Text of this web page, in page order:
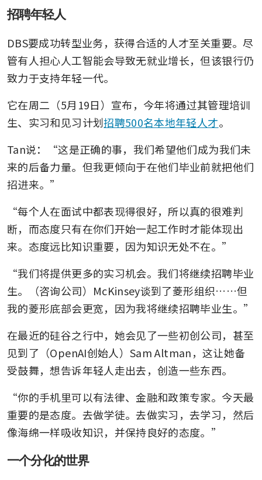
招聘年轻人
DBS要成功转型业务，获得合适的人才至关重要。尽
管有人担心人工智能会导致无就业增长，但该银行仍
致力于支持年轻一代。
它在周二（5月19日）宣布，今年将通过其管理培训
生、实习和见习计划招聘500名本地年轻人才。
Tan说：“这是正确的事，我们希望他们成为我们未
来的后备力量。但我更倾向于在他们毕业前就把他们
招进来。”
“每个人在面试中都表现得很好，所以真的很难判
断，而态度只有在你们开始一起工作时才能体现出
来。态度远比知识重要，因为知识无处不在。”
“我们将提供更多的实习机会。我们将继续招聘毕业
生。（咨询公司）McKinsey谈到了菱形组织……但
我的菱形底部会更宽，因为我将继续招聘毕业生。”
在最近的硅谷之行中，她会见了一些初创公司，甚至
见到了（OpenAI创始人）Sam Altman，这让她备
受鼓舞，想告诉年轻人走出去，创造一些东西。
“你的手机里可以有法律、金融和政策专家。今天最
重要的是态度。去做学徒。去做实习，去学习，然后
像海绵一样吸收知识，并保持良好的态度。”
一个分化的世界